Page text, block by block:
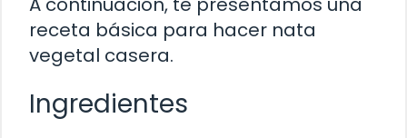
receta básica para hacer nata
vegetal casera.
Ingredientes